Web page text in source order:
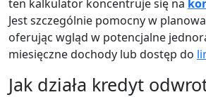
ten kalkulator koncentruje się na
Jest szczególnie pomocny w
oferując wgląd w potencjalne
miesięczne dochody lub dostęp do
Jak działa kredyt